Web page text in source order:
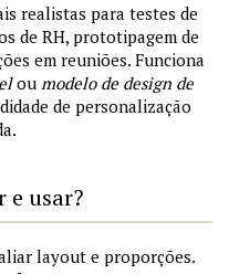
realistas para testes de
de RH, prototipagem de
em reuniões. Funciona
ou modelo de design de
de personalização
e usar?
layout e proporções.